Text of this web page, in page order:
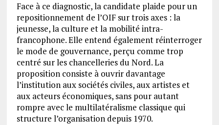
Face à ce diagnostic, la candidate plaide pour un
repositionnement de l’OIF sur trois axes : la
jeunesse, la culture et la mobilité intra-
francophone. Elle entend également réinterroger
le mode de gouvernance, perçu comme trop
centré sur les chancelleries du Nord. La
proposition consiste à ouvrir davantage
l’institution aux sociétés civiles, aux artistes et
aux acteurs économiques, sans pour autant
rompre avec le multilatéralisme classique qui
structure l’organisation depuis 1970.